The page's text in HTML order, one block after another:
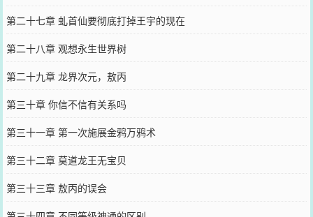
第二十七章 虬首仙要彻底打掉王宇的现在
第二十八章 观想永生世界树
第二十九章 龙界次元，敖丙
第三十章 你信不信有关系吗
第三十一章 第一次施展金鸦万鸦术
第三十二章 莫道龙王无宝贝
第三十三章 敖丙的误会